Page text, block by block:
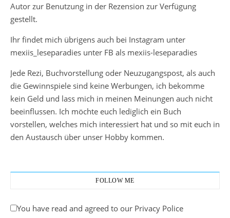
Autor zur Benutzung in der Rezension zur Verfügung
gestellt.
Ihr findet mich übrigens auch bei Instagram unter
mexiis_leseparadies unter FB als mexiis-leseparadies
Jede Rezi, Buchvorstellung oder Neuzugangspost, als auch
die Gewinnspiele sind keine Werbungen, ich bekomme
kein Geld und lass mich in meinen Meinungen auch nicht
beeinflussen. Ich möchte euch lediglich ein Buch
vorstellen, welches mich interessiert hat und so mit euch in
den Austausch über unser Hobby kommen.
FOLLOW ME
You have read and agreed to our Privacy Police